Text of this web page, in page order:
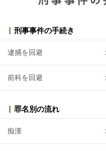
刑事事件の手続き
逮捕を回避
前科を回避
罪名別の流れ
痴漢